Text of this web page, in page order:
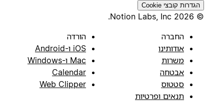
הגדרות קובצי Cookie
החברה
אודותינו
משרות
אבטחה
סטטוס
תנאים ופרטיות
הורדה
iOS ו-Android
Mac ו-Windows
Calendar
Web Clipper